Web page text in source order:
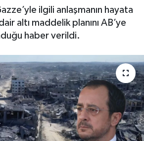
ilgili anlaşmanın hayata
altı maddelik planını AB’ye
haber verildi.